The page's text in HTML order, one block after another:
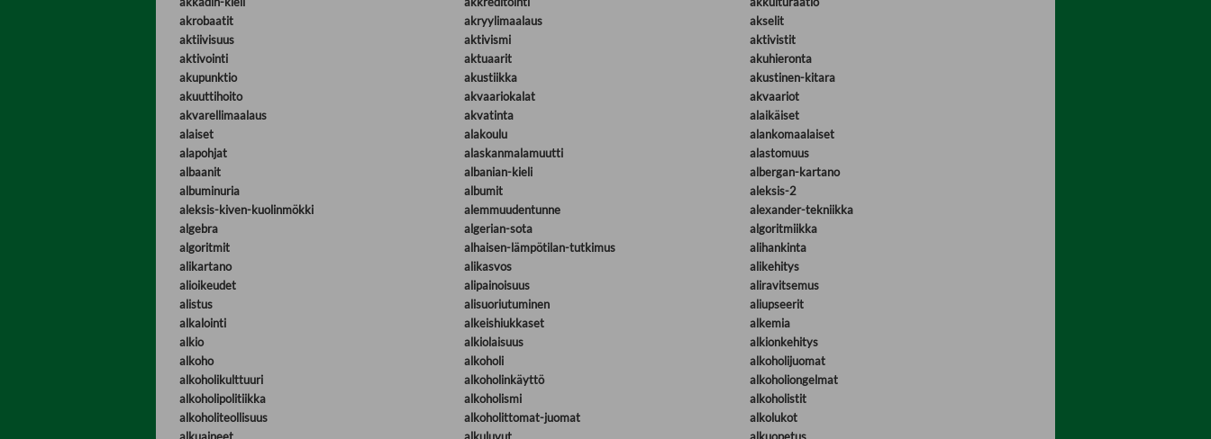
akrobaatit
akryylimaalaus
akselit
aktiivisuus
aktivismi
aktivistit
aktivointi
aktuaarit
akuhieronta
akupunktio
akustiikka
akustinen-kitara
akuuttihoito
akvaariokalat
akvaariot
akvarellimaalaus
akvatinta
alaikäiset
alaiset
alakoulu
alankomaalaiset
alapohjat
alaskanmalamuutti
alastomuus
albaanit
albanian-kieli
albergan-kartano
albuminuria
albumit
aleksis-2
aleksis-kiven-kuolinmökki
alemmuudentunne
alexander-tekniikka
algebra
algerian-sota
algoritmiikka
algoritmit
alhaisen-lämpötilan-tutkimus
alihankinta
alikartano
alikasvos
alikehitys
alioikeudet
alipainoisuus
aliravitsemus
alistus
alisuoriutuminen
aliupseerit
alkalointi
alkeishiukkaset
alkemia
alkio
alkiolaisuus
alkionkehitys
alkoho
alkoholi
alkoholijuomat
alkoholikulttuuri
alkoholinkäyttö
alkoholiongelmat
alkoholipolitiikka
alkoholismi
alkoholistit
alkoholiteollisuus
alkoholittomat-juomat
alkolukot